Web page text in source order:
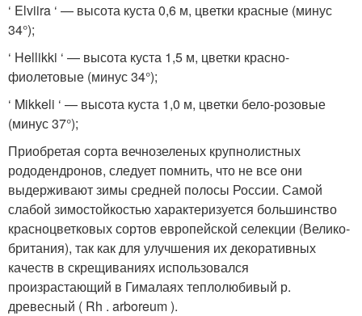
‘ Elviira ‘ — высота куста 0,6 м, цветки крас­ные (минус
34°);
‘ Hellikki ‘ — высота куста 1,5 м, цветки красно-
фиолетовые (минус 34°);
‘ Mikkeli ‘ — высота куста 1,0 м, цветки бело-розовые
(минус 37°);
Приобретая сорта вечнозеленых крупно­листных
рододендронов, следует помнить, что не все они
выдерживают зимы средней полосы России. Самой
слабой зимостойкостью характеризуется большинство
красноцветковых сортов европейской селекции (Велико­
британия), так как для улучшения их декора­тивных
качеств в скрещиваниях использовал­ся
произрастающий в Гималаях теплолюби­вый р.
древесный ( Rh . arboreum ).